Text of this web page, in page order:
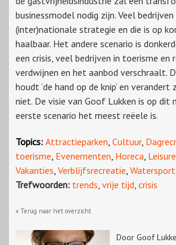
businessmodel nodig zijn. Veel bedrijven
(inter)nationale strategie en die is op
haalbaar. Het andere scenario is
een crisis, veel bedrijven in toerisme en
verdwijnen en het aanbod verschraalt.
houdt ‘de hand op de knip’ en verandert
niet. De visie van Goof Lukken is op
eerste scenario het meest reëele is.
Topics: Attractieparken, Cultuur,
toerisme, Evenementen, Horeca, Leisure
Vakanties, Verblijfsrecreatie, Watersport
Trefwoorden: trends, vrije tijd, crisis
« Terug naar het overzicht
Door Goof